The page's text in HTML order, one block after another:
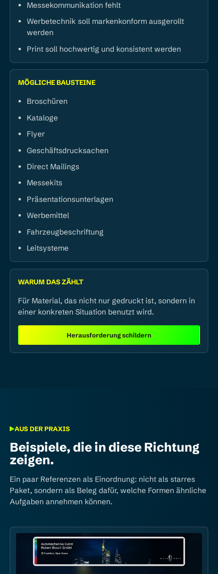
Messekommunikation fehlt
Werbetechnik soll markenkonform ausgerollt
werden
Print soll hochwertig und konsistent werden
MÖGLICHE BAUSTEINE
Broschüren
Kataloge
Flyer
Geschäftsdrucksachen
Direct Mailings
Messekits
Präsentationsunterlagen
Werbemittel
Fahrzeugbeschriftung
Leitsysteme
WARUM DAS ZÄHLT
Für Material, das nicht nur gedruckt ist, sondern in
einer konkreten Situation benutzt wird.
Herausforderung schildern
AUS DER PRAXIS
Beispiele, die in diese Richtung
zeigen.
Ein paar Referenzen als Einordnung: nicht als starres
Paket, sondern als Beleg dafür, welche Formen ähnliche
Aufgaben annehmen können.